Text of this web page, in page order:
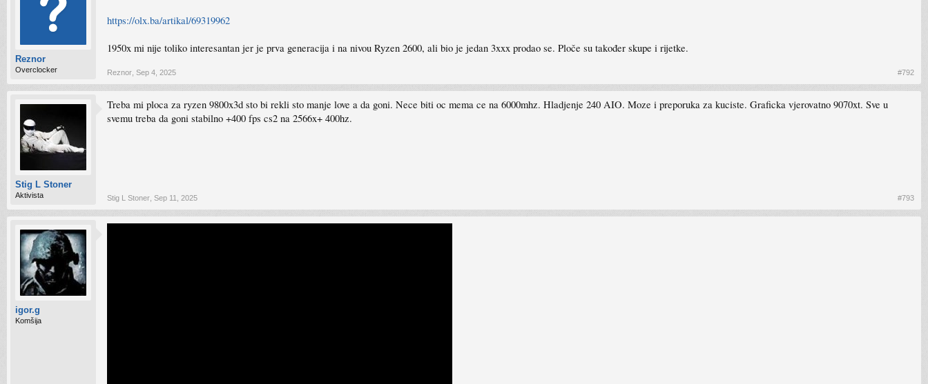
Reznor
Overclocker
https://olx.ba/artikal/69319962
1950x mi nije toliko interesantan jer je prva generacija i na nivou Ryzen 2600, ali bio je jedan 3xxx prodao se. Ploče su također skupe i rijetke.
Reznor Sep 4, 2025 #792
Stig L Stoner
Aktivista
Treba mi ploca za ryzen 9800x3d sto bi rekli sto manje love a da goni. Nece biti oc mema ce na 6000mhz. Hladjenje 240 AIO. Moze i preporuka za kuciste. Graficka vjerovatno 9070xt. Sve u
svemu treba da goni stabilno +400 fps cs2 na 2566x+ 400hz.
Stig L Stoner Sep 11, 2025 #793
igor.g
Komšija